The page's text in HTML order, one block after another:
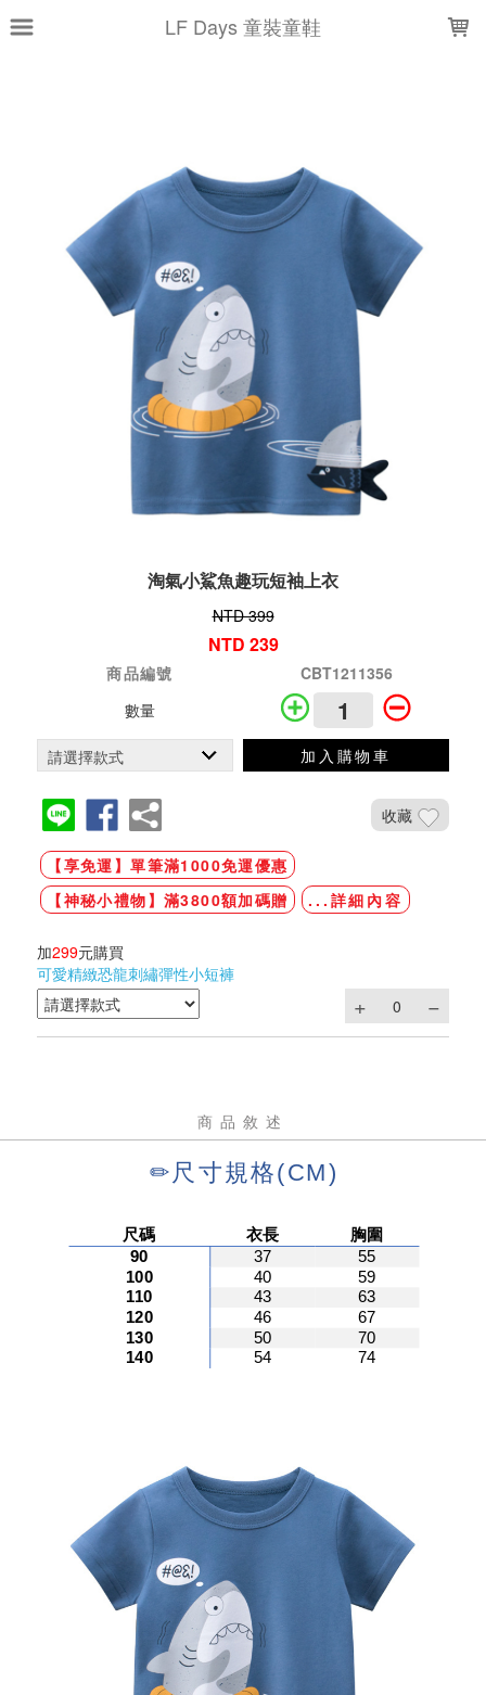
LF Days 童裝童鞋
淘氣小鯊魚趣玩短袖上衣
NTD 399
NTD 239
商品編號
CBT1211356
數量
加入購物車
收藏
【享免運】單筆滿1000免運優惠
【神秘小禮物】滿3800額加碼贈
...詳細內容
加299元購買
可愛精緻恐龍刺繡彈性小短褲
商品敘述